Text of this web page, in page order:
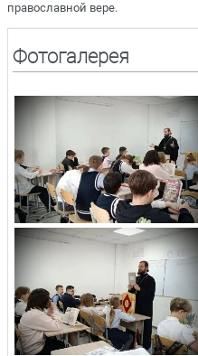
православной вере.
Фотогалерея